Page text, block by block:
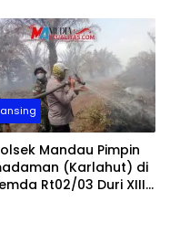
Mandau Pimpin
(Karlahut) di
Rt02/03 Duri XIII